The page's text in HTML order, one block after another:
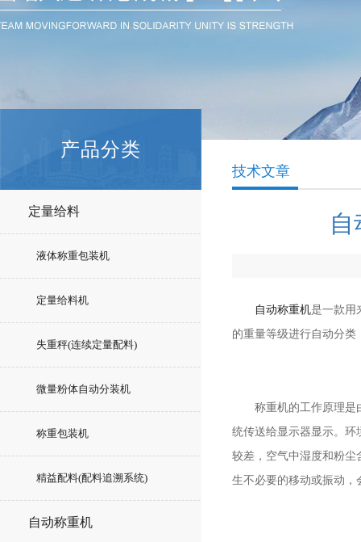
产品分类
定量给料
液体称重包装机
定量给料机
失重秤(连续定量配料)
微量粉体自动分装机
称重包装机
精益配料(配料追溯系统)
自动称重机
技术文章
自动称重机是一款用
的重量等级进行自动分
称重机的工作原理是由
统传送给显示器显示。环
较差，空气中湿度和粉尘
生不必要的移动或振动，